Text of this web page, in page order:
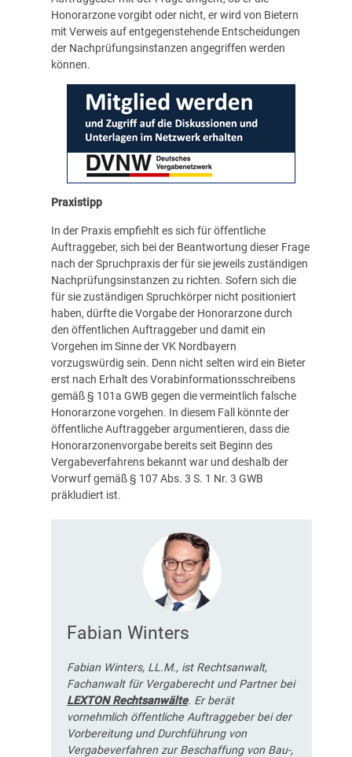
Honorarzone vorgibt oder nicht, er wird von Bietern
mit Verweis auf entgegenstehende Entscheidungen
der Nachprüfungsinstanzen angegriffen werden
können.
Praxistipp
In der Praxis empfiehlt es sich für öffentliche
Auftraggeber, sich bei der Beantwortung dieser Frage
nach der Spruchpraxis der für sie jeweils zuständigen
Nachprüfungsinstanzen zu richten. Sofern sich die
für sie zuständigen Spruchkörper nicht positioniert
haben, dürfte die Vorgabe der Honorarzone durch
den öffentlichen Auftraggeber und damit ein
Vorgehen im Sinne der VK Nordbayern
vorzugswürdig sein. Denn nicht selten wird ein Bieter
erst nach Erhalt des Vorabinformationsschreibens
gemäß § 101a GWB gegen die vermeintlich falsche
Honorarzone vorgehen. In diesem Fall könnte der
öffentliche Auftraggeber argumentieren, dass die
Honorarzonenvorgabe bereits seit Beginn des
Vergabeverfahrens bekannt war und deshalb der
Vorwurf gemäß § 107 Abs. 3 S. 1 Nr. 3 GWB
präkludiert ist.
Fabian Winters
Fabian Winters, LL.M., ist Rechtsanwalt,
Fachanwalt für Vergaberecht und Partner bei
LEXTON Rechtsanwälte. Er berät
vornehmlich öffentliche Auftraggeber bei der
Vorbereitung und Durchführung von
Vergabeverfahren zur Beschaffung von Bau-,